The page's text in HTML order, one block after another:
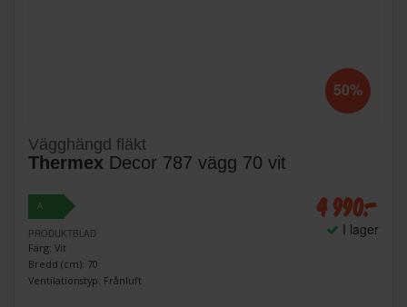
50%
Vägghängd fläkt
Thermex Decor 787 vägg 70 vit
A
PRODUKTBLAD
Färg: Vit
Bredd (cm): 70
Ventilationstyp: Frånluft
4 990:-
I lager